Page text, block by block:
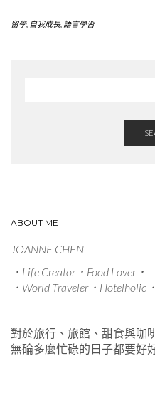
留學, 自我成長, 語言學習
ABOUT ME
JOANNE CHEN
．Life Creator．Food Lover．
．World Traveler．Hotelholic．
對於旅行、旅館、甜食與咖
無碖多麼忙碌的日子都要好